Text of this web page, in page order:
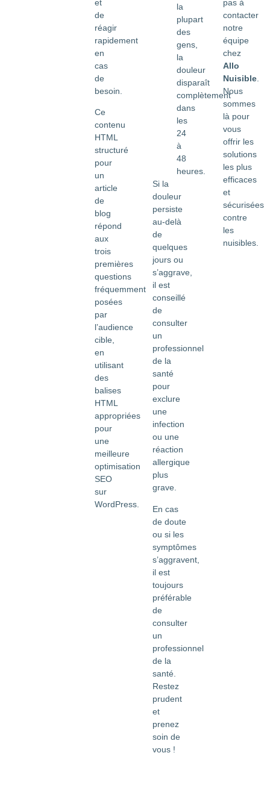
et
de
réagir
rapidement
en
cas
de
besoin.
Ce
contenu
HTML
structuré
pour
un
article
de
blog
répond
aux
trois
premières
questions
fréquemment
posées
par
l’audience
cible,
en
utilisant
des
balises
HTML
appropriées
pour
une
meilleure
optimisation
SEO
sur
WordPress.
la
plupart
des
gens,
la
douleur
disparaît
complètement
dans
les
24
à
48
heures.
Si la
douleur
persiste
au-delà
de
quelques
jours ou
s’aggrave,
il est
conseillé
de
consulter
un
professionnel
de la
santé
pour
exclure
une
infection
ou une
réaction
allergique
plus
grave.
En cas
de doute
ou si les
symptômes
s’aggravent,
il est
toujours
préférable
de
consulter
un
professionnel
de la
santé.
Restez
prudent
et
prenez
soin de
vous !
pas à
contacter
notre
équipe
chez
Allo
Nuisible.
Nous
sommes
là pour
vous
offrir les
solutions
les plus
efficaces
et
sécurisées
contre
les
nuisibles.